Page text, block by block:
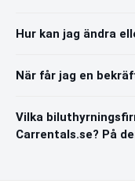
Hur kan jag ändra
När får jag en
Vilka
Carrentals.se? På